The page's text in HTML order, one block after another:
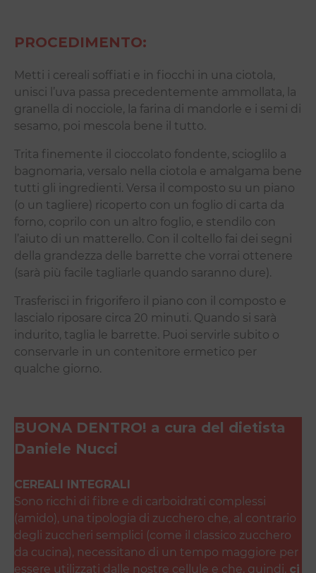
PROCEDIMENTO:
Metti i cereali soffiati e in fiocchi in una ciotola,
unisci l’uva passa precedentemente ammollata, la
granella di nocciole, la farina di mandorle e i semi di
sesamo, poi mescola bene il tutto.
Trita finemente il cioccolato fondente, scioglilo a
bagnomaria, versalo nella ciotola e amalgama bene
tutti gli ingredienti. Versa il composto su un piano
(o un tagliere) ricoperto con un foglio di carta da
forno, coprilo con un altro foglio, e stendilo con
l’aiuto di un matterello. Con il coltello fai dei segni
della grandezza delle barrette che vorrai ottenere
(sarà più facile tagliarle quando saranno dure).
Trasferisci in frigorifero il piano con il composto e
lascialo riposare circa 20 minuti. Quando si sarà
indurito, taglia le barrette. Puoi servirle subito o
conservarle in un contenitore ermetico per
qualche giorno.
BUONA DENTRO! a cura del dietista
Daniele Nucci
CEREALI INTEGRALI
Sono ricchi di fibre e di carboidrati complessi
(amido), una tipologia di zucchero che, al contrario
degli zuccheri semplici (come il classico zucchero
da cucina), necessitano di un tempo maggiore per
essere utilizzati dalle nostre cellule e che, quindi, ci